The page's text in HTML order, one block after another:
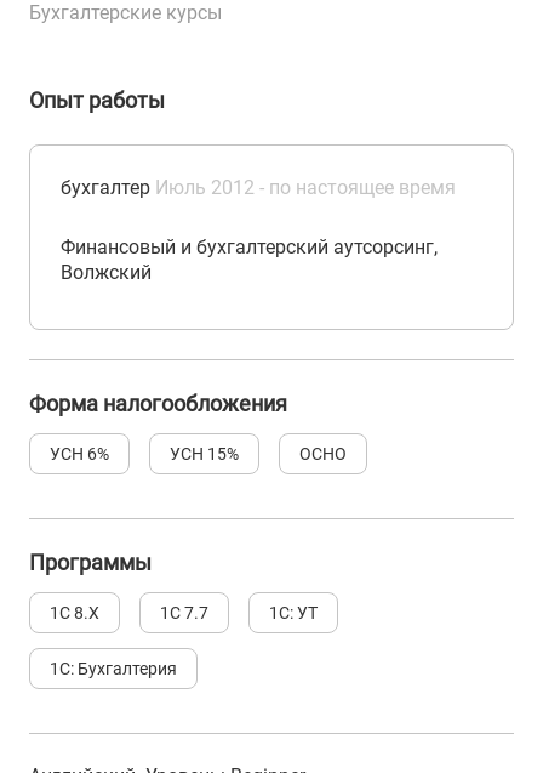
Бухгалтерские курсы
Опыт работы
бухгалтер Июль 2012 - по настоящее время
Финансовый и бухгалтерский аутсорсинг,
Волжский
Форма налогообложения
УСН 6% УСН 15% ОСНО
Программы
1С 8.Х 1С 7.7 1С: УТ
1С: Бухгалтерия